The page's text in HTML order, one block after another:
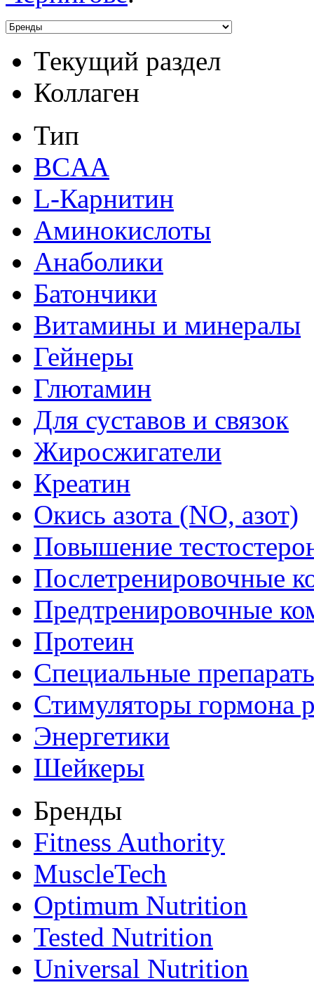
Текущий раздел
Коллаген
Тип
BCAA
L-Карнитин
Аминокислоты
Анаболики
Батончики
Витамины и минералы
Гейнеры
Глютамин
Для суставов и связок
Жиросжигатели
Креатин
Окись азота (NO, азот)
Повышение
Послетренировочные
Предтренировочные
Протеин
Специальные
Стимуляторы гормона
Энергетики
Шейкеры
Бренды
Fitness Authority
MuscleTech
Optimum Nutrition
Tested Nutrition
Universal Nutrition